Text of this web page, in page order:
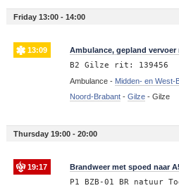
Friday 13:00 - 14:00
13:09 Ambulance, gepland vervoer
B2 Gilze rit: 139456
Ambulance - Midden- en West-
Noord-Brabant- Gilze- Gilze
Thursday 19:00 - 20:00
19:17 Brandweer met spoed naar
P1 BZB-01 BR natuur